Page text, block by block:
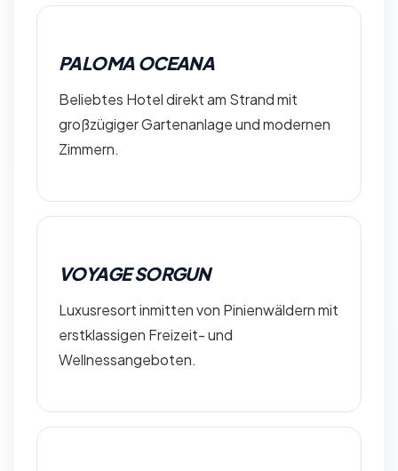
PALOMA OCEANA
Beliebtes Hotel direkt am Strand mit
großzügiger Gartenanlage und modernen
Zimmern.
VOYAGE SORGUN
Luxusresort inmitten von Pinienwäldern mit
erstklassigen Freizeit- und
Wellnessangeboten.